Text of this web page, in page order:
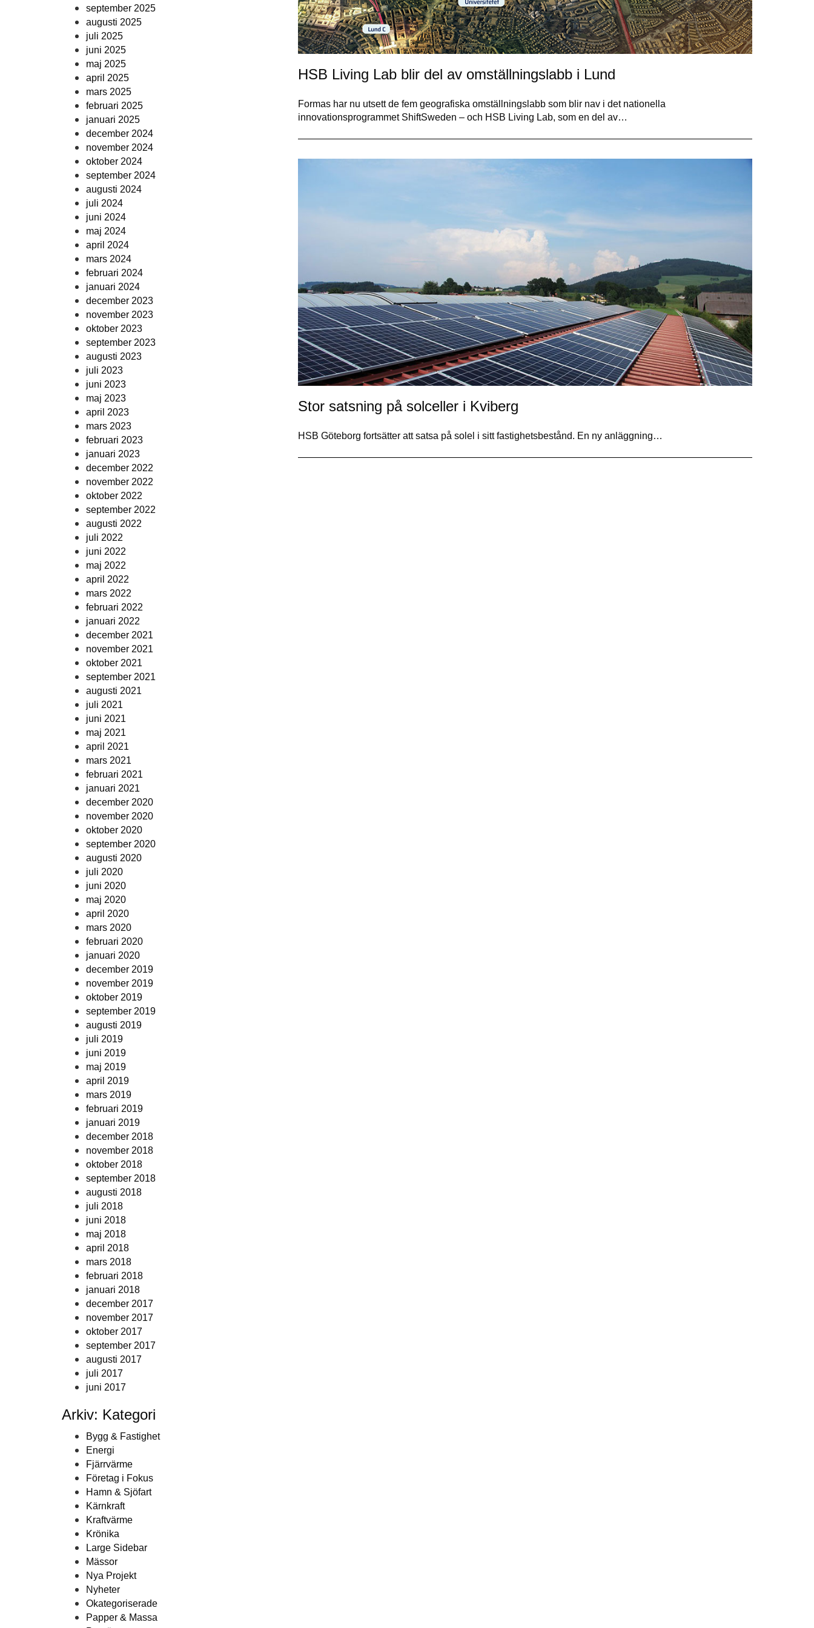
september 2025
augusti 2025
juli 2025
juni 2025
maj 2025
april 2025
mars 2025
februari 2025
januari 2025
december 2024
november 2024
oktober 2024
september 2024
augusti 2024
juli 2024
juni 2024
maj 2024
april 2024
mars 2024
februari 2024
januari 2024
december 2023
november 2023
oktober 2023
september 2023
augusti 2023
juli 2023
juni 2023
maj 2023
april 2023
mars 2023
februari 2023
januari 2023
december 2022
november 2022
oktober 2022
september 2022
augusti 2022
juli 2022
juni 2022
maj 2022
april 2022
mars 2022
februari 2022
januari 2022
december 2021
november 2021
oktober 2021
september 2021
augusti 2021
juli 2021
juni 2021
maj 2021
april 2021
mars 2021
februari 2021
januari 2021
december 2020
november 2020
oktober 2020
september 2020
augusti 2020
juli 2020
juni 2020
maj 2020
april 2020
mars 2020
februari 2020
januari 2020
december 2019
november 2019
oktober 2019
september 2019
augusti 2019
juli 2019
juni 2019
maj 2019
april 2019
mars 2019
februari 2019
januari 2019
december 2018
november 2018
oktober 2018
september 2018
augusti 2018
juli 2018
juni 2018
maj 2018
april 2018
mars 2018
februari 2018
januari 2018
december 2017
november 2017
oktober 2017
september 2017
augusti 2017
juli 2017
juni 2017
Arkiv: Kategori
Bygg & Fastighet
Energi
Fjärrvärme
Företag i Fokus
Hamn & Sjöfart
Kärnkraft
Kraftvärme
Krönika
Large Sidebar
Mässor
Nya Projekt
Nyheter
Okategoriserade
Papper & Massa
HSB Living Lab blir del av omställningslabb i Lund
Formas har nu utsett de fem geografiska omställningslabb som blir nav i det nationella
innovationsprogrammet ShiftSweden – och HSB Living Lab, som en del av…
Stor satsning på solceller i Kviberg
HSB Göteborg fortsätter att satsa på solel i sitt fastighetsbestånd. En ny anläggning…